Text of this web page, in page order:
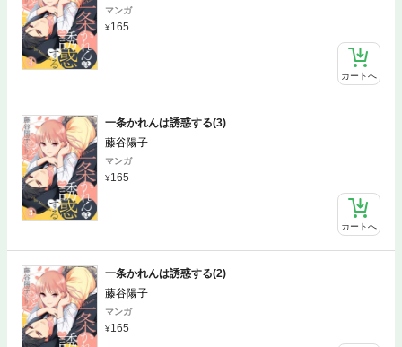
マンガ
165
カートへ
一条かれんは誘惑する(3)
藤谷陽子
マンガ
165
カートへ
一条かれんは誘惑する(2)
藤谷陽子
マンガ
165